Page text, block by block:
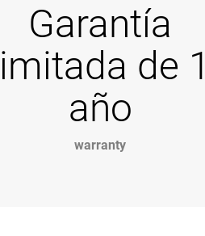
Garantía
limitada de 1
año
warranty